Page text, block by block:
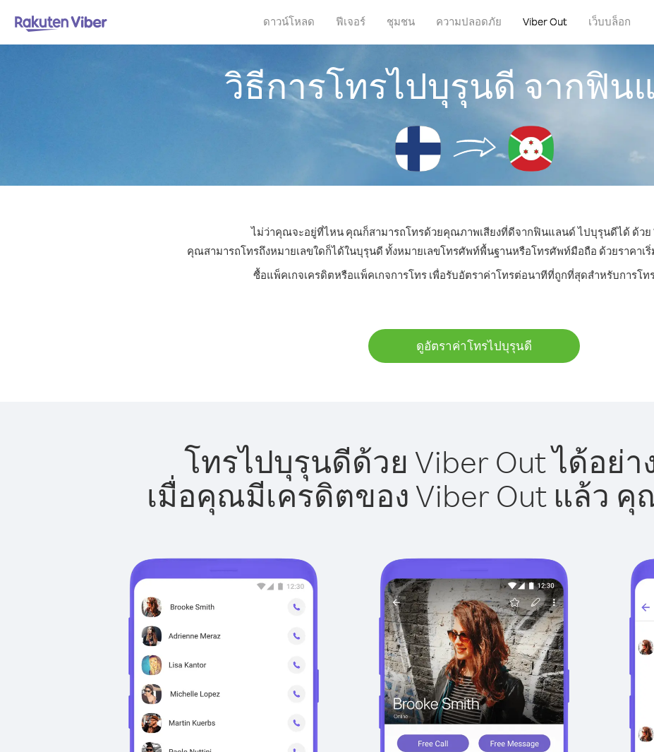
ดาวน์โหลด ฟีเจอร์ ชุมชน ความปลอดภัย Viber Out เว็บบล็อก
วิธีการโทรไปบุรุนดี จากฟิน
ไม่ว่าคุณจะอยู่ที่ไหน คุณก็สามารถโทรด้วยคุณภาพเสียงที่ดีจากฟินแลนด์ ไปบุรุนดีได้ ด้วย
คุณสามารถโทรถึงหมายเลขใดก็ได้ในบุรุนดี ทั้งหมายเลขโทรศัพท์พื้นฐานหรือโทรศัพท์มือถือ ด้วยราคาเริ่
ซื้อแพ็คเกจเครดิตหรือแพ็คเกจการโทร เพื่อรับอัตราค่าโทรต่อนาทีที่ถูกที่สุดสำหรับการโท
ดูอัตราค่าโทรไปบุรุนดี
โทรไปบุรุนดีด้วย Viber Out ได้อย่า
เมื่อคุณมีเครดิตของ Viber Out แล้ว